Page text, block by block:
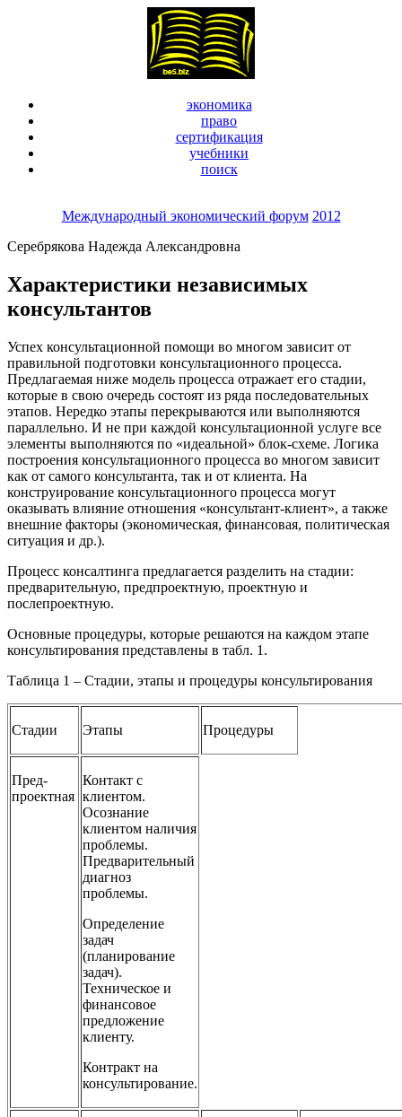
экономика
право
сертификация
учебники
поиск
Международный экономический форум 2012
Серебрякова Надежда Александровна
Характеристики независимых
консультантов
Успех консультационной помощи во многом зависит от
правильной подготовки консультационного процесса.
Предлагаемая ниже модель процесса отражает его стадии,
которые в свою очередь состоят из ряда последовательных
этапов. Нередко этапы перекрываются или выполняются
параллельно. И не при каждой консультационной услуге все
элементы выполняются по «идеальной» блок-схеме. Логика
построения консультационного процесса во многом зависит
как от самого консультанта, так и от клиента. На
конструирование консультационного процесса могут
оказывать влияние отношения «консультант-клиент», а также
внешние факторы (экономическая, финансовая, политическая
ситуация и др.).
Процесс консалтинга предлагается разделить на стадии:
предварительную, предпроектную, проектную и
послепроектную.
Основные процедуры, которые решаются на каждом этапе
консультирования представлены в табл. 1.
Таблица 1 – Стадии, этапы и процедуры консультирования
Стадии Этапы Процедуры
Пред-
проектная
Контакт с
клиентом.
Осознание
клиентом наличия
проблемы.
Предварительный
диагноз
проблемы.
Определение
задач
(планирование
задач).
Техническое и
финансовое
предложение
клиенту.
Контракт на
консультирование.